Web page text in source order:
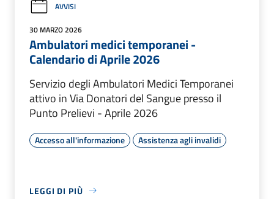
AVVISI
30 MARZO 2026
Ambulatori medici temporanei -
Calendario di Aprile 2026
Servizio degli Ambulatori Medici Temporanei
attivo in Via Donatori del Sangue presso il
Punto Prelievi - Aprile 2026
Accesso all'informazione Assistenza agli invalidi
LEGGI DI PIÙ